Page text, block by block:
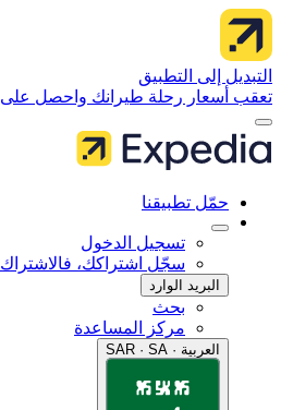
إلى التطبيق
رحلة طيرانك واحصل على إخطارات
تطبيقنا
تسجيل الدخول
سجّل اشتراكك، فالاشتراك مجّاني
البريد الوارد
مركز المساعدة